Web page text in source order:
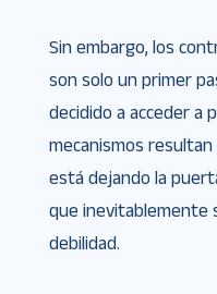
Sin embargo, los
son solo un primer
decidido a acceder a
mecanismos resultan
está dejando la
que inevitablemente
debilidad.